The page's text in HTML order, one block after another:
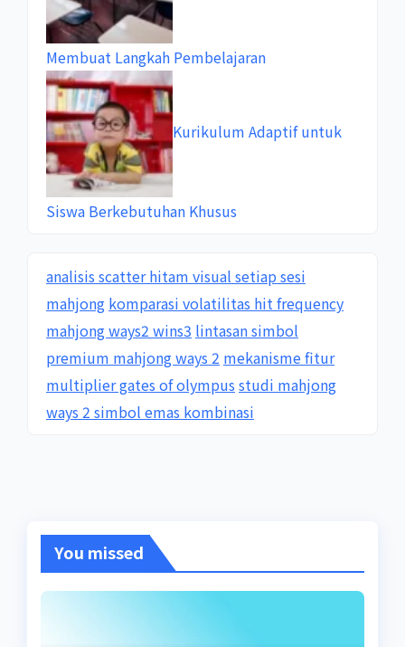
Membuat Langkah Pembelajaran
Kurikulum Adaptif untuk
Siswa Berkebutuhan Khusus
analisis scatter hitam visual setiap sesi
mahjong komparasi volatilitas hit frequency
mahjong ways2 wins3 lintasan simbol
premium mahjong ways 2 mekanisme fitur
multiplier gates of olympus studi mahjong
ways 2 simbol emas kombinasi
You missed